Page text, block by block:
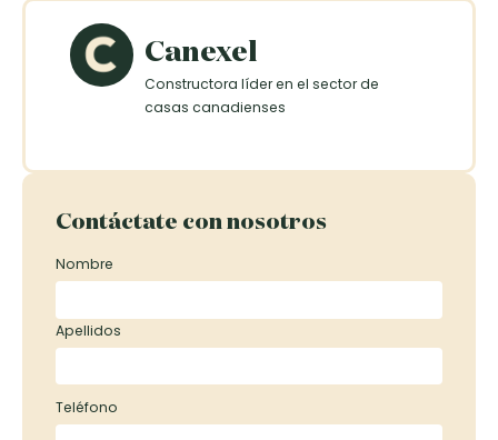
Canexel
Constructora líder en el sector de
casas canadienses
Contáctate con nosotros
Nombre
Apellidos
Teléfono